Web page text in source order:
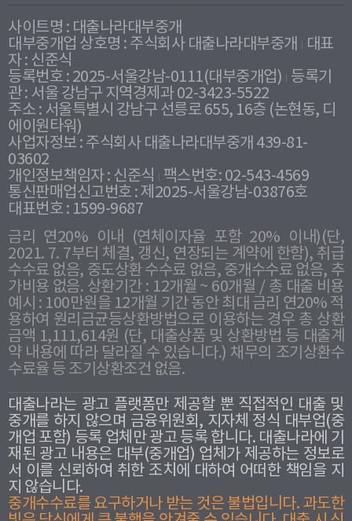
사이트명 : 대출나라대부중개
대부중개업 상호명 : 주식회사 대출나라대부중개
대표
자 : 신준식
등록번호 : 2025-서울강남-0111(대부중개업) 등록기
관 : 서울 강남구 지역경제과 02-3423-5522
주소 : 서울특별시 강남구 선릉로 655, 16층 (논현동, 디
에이원타워)
사업자정보 : 주식회사 대출나라대부중개 439-81-
03602
개인정보책임자 : 신준식
팩스번호: 02-543-4569
통신판매업신고번호 : 제2025-서울강남-03876호
대표번호 : 1599-9687
금리 연20% 이내 (연체이자율 포함 20% 이내)(단,
2021. 7. 7부터 체결, 갱신, 연장되는 계약에 한함), 취급
수수료 없음, 중도상환 수수료 없음, 중개수수료 없음, 추
가비용 없음. 상환기간 : 12개월 ~ 60개월 / 총 대출 비용
예시 : 100만원을 12개월 기간 동안 최대 금리 연20% 적
용하여 원리금균등상환방법으로 이용하는 경우 총 상환
금액 1,111,614원 (단, 대출상품 및 상환방법 등 대출계
약 내용에 따라 달라질 수 있습니다.) 채무의 조기상환수
수료율 등 조기상환조건 없음.
대출나라는 광고 플랫폼만 제공할 뿐 직접적인 대출 및
중개를 하지 않으며 금융위원회, 지자체 정식 대부업(중
개업 포함) 등록 업체만 광고 등록 합니다. 대출나라에 기
재된 광고 내용은 대부(중개업) 업체가 제공하는 정보로
서 이를 신뢰하여 취한 조치에 대하여 어떠한 책임을 지
지 않습니다.
중개수수료를 요구하거나 받는 것은 불법입니다. 과도한